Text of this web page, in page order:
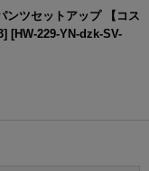
ンツセットアップ 【コス
[HW-229-YN-dzk-SV-